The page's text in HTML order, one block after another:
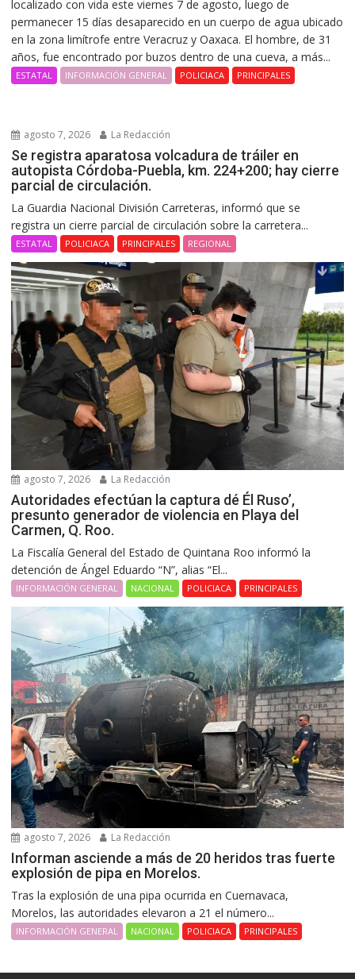
localizado con vida este viernes 7 de agosto, luego de
permanecer 15 días desaparecido en un cuerpo de agua ubicado
en la zona limítrofe entre Veracruz y Oaxaca. El hombre, de 31
años, fue encontrado por buzos dentro de una cueva, a más...
ESTATAL INFORMACIÓN GENERAL POLICIACA PRINCIPALES
agosto 7, 2026 La Redacción
Se registra aparatosa volcadura de tráiler en
autopista Córdoba-Puebla, km. 224+200; hay cierre
parcial de circulación.
La Guardia Nacional División Carreteras, informó que se
registra un cierre parcial de circulación sobre la carretera...
ESTATAL POLICIACA PRINCIPALES REGIONAL
agosto 7, 2026 La Redacción
Autoridades efectúan la captura dé Él Ruso’,
presunto generador de violencia en Playa del
Carmen, Q. Roo.
La Fiscalía General del Estado de Quintana Roo informó la
detención de Ángel Eduardo “N”, alias “El...
INFORMACIÓN GENERAL NACIONAL POLICIACA PRINCIPALES
agosto 7, 2026 La Redacción
Informan asciende a más de 20 heridos tras fuerte
explosión de pipa en Morelos.
Tras la explosión de una pipa ocurrida en Cuernavaca,
Morelos, las autoridades elevaron a 21 el número...
INFORMACIÓN GENERAL NACIONAL POLICIACA PRINCIPALES